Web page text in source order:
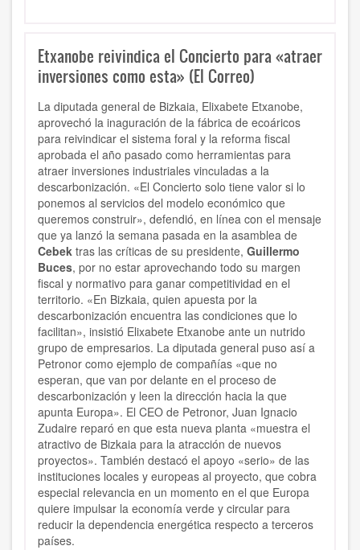
Etxanobe reivindica el Concierto para «atraer
inversiones como esta» (El Correo)
La diputada general de Bizkaia, Elixabete Etxanobe,
aprovechó la inaguración de la fábrica de ecoáricos
para reivindicar el sistema foral y la reforma fiscal
aprobada el año pasado como herramientas para
atraer inversiones industriales vinculadas a la
descarbonización. «El Concierto solo tiene valor si lo
ponemos al servicios del modelo económico que
queremos construir», defendió, en línea con el mensaje
que ya lanzó la semana pasada en la asamblea de
Cebek tras las críticas de su presidente, Guillermo
Buces, por no estar aprovechando todo su margen
fiscal y normativo para ganar competitividad en el
territorio. «En Bizkaia, quien apuesta por la
descarbonización encuentra las condiciones que lo
facilitan», insistió Elixabete Etxanobe ante un nutrido
grupo de empresarios. La diputada general puso así a
Petronor como ejemplo de compañías «que no
esperan, que van por delante en el proceso de
descarbonización y leen la dirección hacia la que
apunta Europa». El CEO de Petronor, Juan Ignacio
Zudaire reparó en que esta nueva planta «muestra el
atractivo de Bizkaia para la atracción de nuevos
proyectos». También destacó el apoyo «serio» de las
instituciones locales y europeas al proyecto, que cobra
especial relevancia en un momento en el que Europa
quiere impulsar la economía verde y circular para
reducir la dependencia energética respecto a terceros
países.